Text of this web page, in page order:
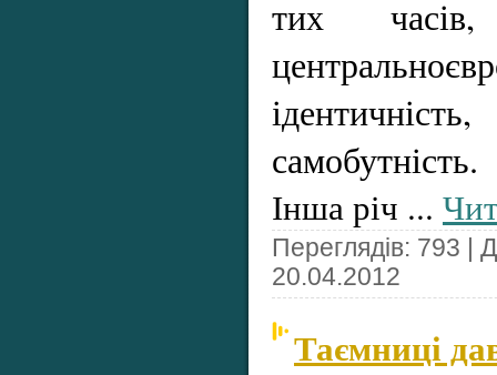
тих
самобутність.
Інша річ ...
Переглядів: 793 |
20.04.2012
Таємниці